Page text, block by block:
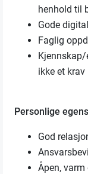
henhold til
Gode
Faglig
Kjennskap/
ikke et krav
Personlige
God
Åpen,